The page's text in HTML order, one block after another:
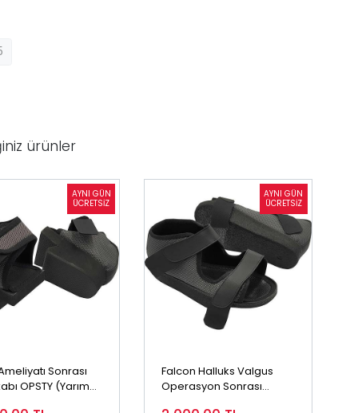
ürünler
Sonrası
OPSTY (Yarım
Falcon Halluks Valgus
Operasyon Sonrası